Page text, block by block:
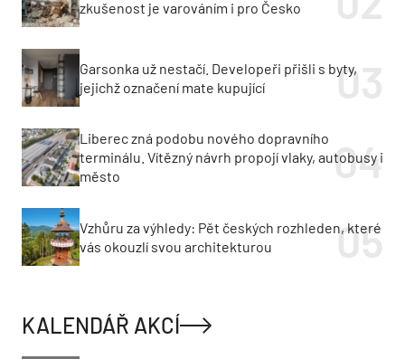
zkušenost je varováním i pro Česko
Garsonka už nestačí. Developeři přišli s byty,
jejichž označení mate kupující
Liberec zná podobu nového dopravního
terminálu. Vítězný návrh propojí vlaky, autobusy i
město
Vzhůru za výhledy: Pět českých rozhleden, které
vás okouzlí svou architekturou
KALENDÁŘ AKCÍ